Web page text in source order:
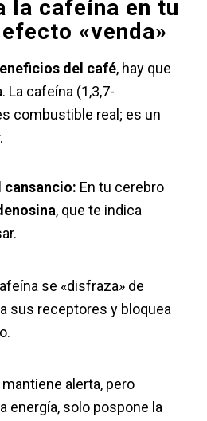
la cafeína en tu
«venda»
del café, hay que
La cafeína (1,3,7-
combustible real; es un
cansancio: En tu cerebro
, que te indica
se «disfraza» de
sus receptores y bloquea
mantiene alerta, pero
energía, solo pospone la